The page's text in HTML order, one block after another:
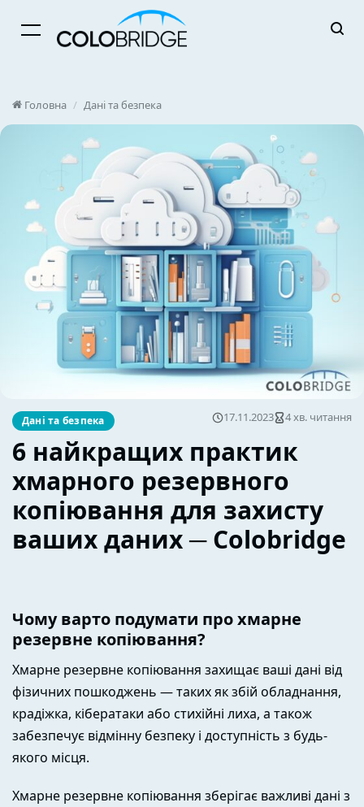
Menu
Головна / Дані та безпека
Дані та безпека
6 найкращих практик
хмарного резервного
копіювання для захисту
ваших даних ─ Colobridge
17.11.2023 4 хв. читання
Чому варто подумати про хмарне
резервне копіювання?
Хмарне резервне копіювання захищає ваші дані від
фізичних пошкоджень — таких як збій обладнання,
крадіжка, кібератаки або стихійні лиха, а також
забезпечує відмінну безпеку і доступність з будь-
якого місця.
Хмарне резервне копіювання зберігає важливі дані з